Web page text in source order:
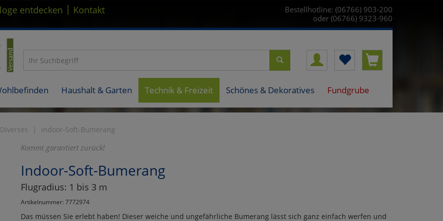
entdecken | Kontakt
Bestellhotline: (06766) 903-200
oder (06766) 9323-960
Haushalt & Garten Technik & Freizeit Schönes & Dekoratives Fundgrube
Diverses Indoor-Soft-Bumerang
Kommt garantiert zurück!
Indoor-Soft-Bumerang
Flugradius: 1 bis 3 m
Artikelnummer: 7772974
Das müssen Sie erlebt haben! Dieser weiche und ungefährliche Bumerang lässt sich ganz einfach werfen und